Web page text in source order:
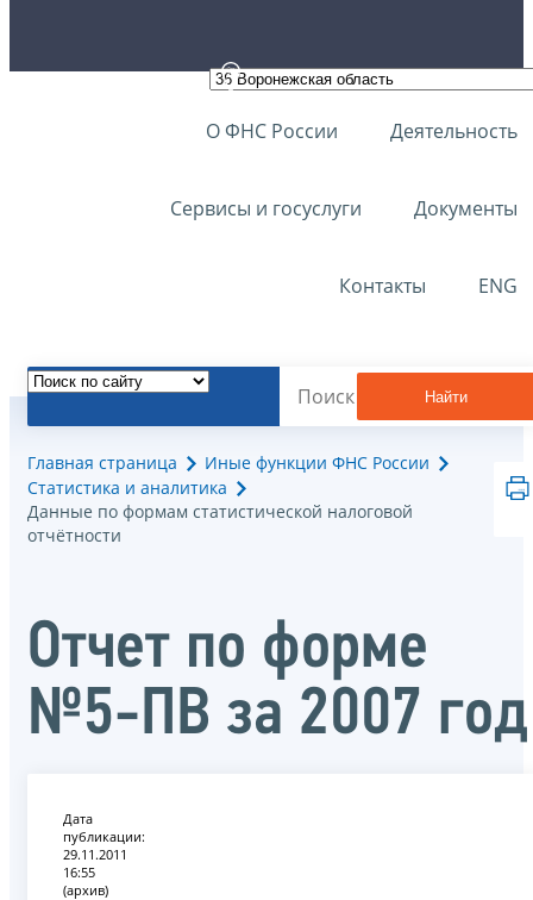
О ФНС России Деятельность
Сервисы и госуслуги Документы
Контакты ENG
Найти
Главная страница
Иные функции ФНС России
Статистика и аналитика
Данные по формам статистической налоговой
отчётности
Отчет по форме
№5-ПВ за 2007 год
Дата
публикации:
29.11.2011
16:55
(архив)